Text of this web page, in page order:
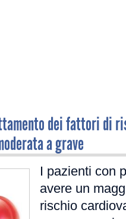
dei fattori di
a grave
I pazienti con
avere un
rischio